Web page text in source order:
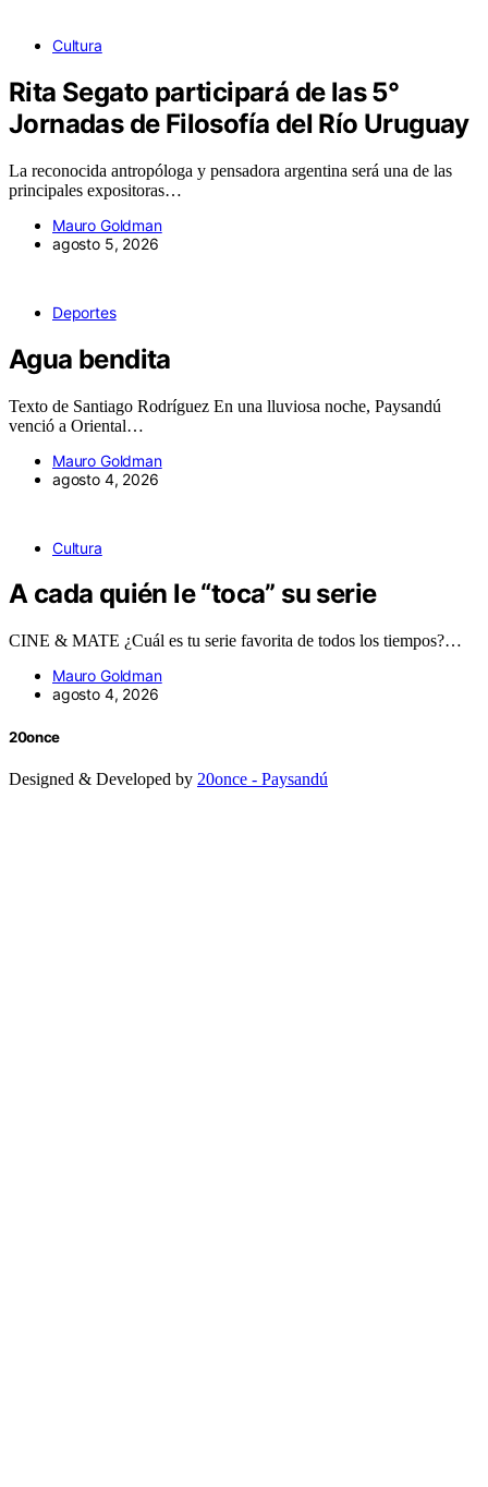
Cultura
Rita Segato participará de las 5°
Jornadas de Filosofía del Río Uruguay
La reconocida antropóloga y pensadora argentina será una de las
principales expositoras…
Mauro Goldman
agosto 5, 2026
Deportes
Agua bendita
Texto de Santiago Rodríguez En una lluviosa noche, Paysandú
venció a Oriental…
Mauro Goldman
agosto 4, 2026
Cultura
A cada quién le “toca” su serie
CINE & MATE ¿Cuál es tu serie favorita de todos los tiempos?…
Mauro Goldman
agosto 4, 2026
20once
Designed & Developed by 20once - Paysandú